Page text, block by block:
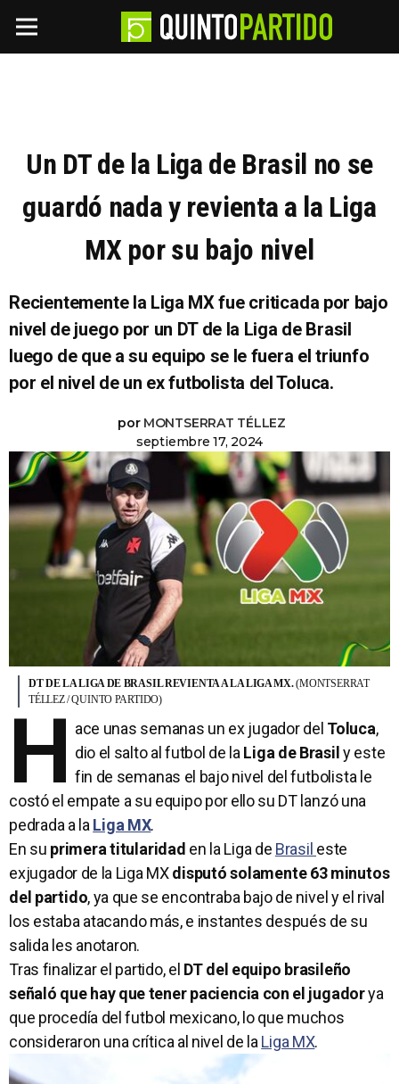
Un DT de la Liga de Brasil no se
guardó nada y revienta a la Liga
MX por su bajo nivel
Recientemente la Liga MX fue criticada por bajo
nivel de juego por un DT de la Liga de Brasil
luego de que a su equipo se le fuera el triunfo
por el nivel de un ex futbolista del Toluca.
por MONTSERRAT TÉLLEZ
septiembre 17, 2024
DT DE LA LIGA DE BRASIL REVIENTA A LA LIGA MX.(MONTSERRAT
TÉLLEZ / QUINTO PARTIDO)
H ace unas semanas un ex jugador del Toluca,
dio el salto al futbol de laLiga de Brasil y este
fin de semanas el bajo nivel del futbolista le
costó el empate a su equipo por ello su DT lanzó una
pedrada a laLiga MX.
En su primera titularidad en la Liga de Brasil este
exjugador de la Liga MXdisputó solamente 63 minutos
del partido, ya que se encontraba bajo de nivel y el rival
los estaba atacando más, e instantes después de su
salida les anotaron.
Tras finalizar el partido, el DT del equipo brasileño
señaló que hay que tener paciencia con el jugadorya
que procedía del futbol mexicano, lo que muchos
consideraron una crítica al nivel de laLiga MX.